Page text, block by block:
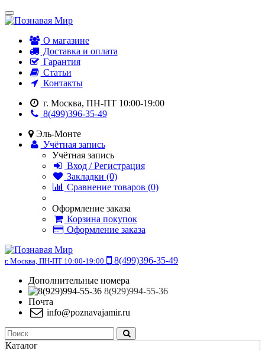
О магазине
Доставка и оплата
Гарантия
Статьи
Контакты
г. Москва, ПН-ПТ 10:00-19:00
8(499)396-35-49
Эль-Монте
Учётная запись
Учётная запись
Вход / Регистрация
Закладки (0)
Сравнение товаров (0)
Оформление заказа
Корзина покупок
Оформление заказа
г. Москва, ПН-ПТ 10:00-19:00
8(499)396-35-49
Дополнительные номера
8(929)994-55-36
Почта
info@poznavajamir.ru
Каталог